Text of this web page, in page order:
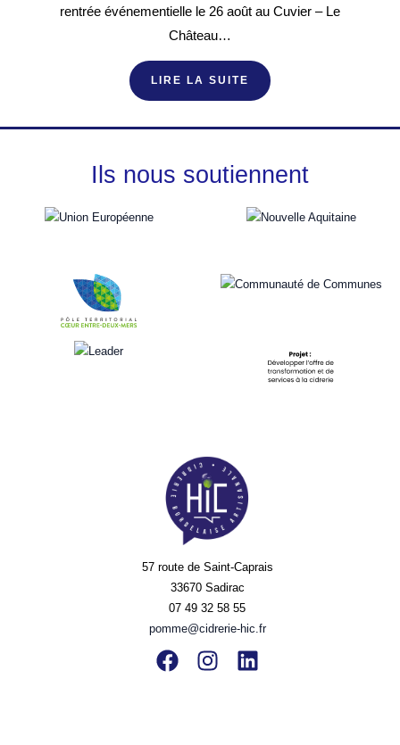
rentrée événementielle le 26 août au Cuvier – Le
Château…
LIRE LA SUITE
Ils nous soutiennent
57 route de Saint-Caprais
33670 Sadirac
07 49 32 58 55
pomme@cidrerie-hic.fr